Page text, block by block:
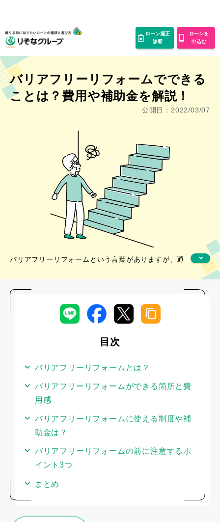
ローン適正
診断
ローンを
申込む
バリアフリーリフォームでできる
ことは？費用や補助金を解説！
公開日：2022/03/07
バリアフリーリフォームという言葉がありますが、通
全に、快適に過ごせることを目的としたリフォームで
今回は、バリアフリーリフォームの代表的な工事内容
や、気になる費用の目安を解説します。使える補助金
するので、参考にしてみてください。
目次
バリアフリーリフォームとは？
バリアフリーリフォームができる箇所と費
用感
バリアフリーリフォームに使える制度や補
助金は？
バリアフリーリフォームの前に注意するポ
イント3つ
まとめ